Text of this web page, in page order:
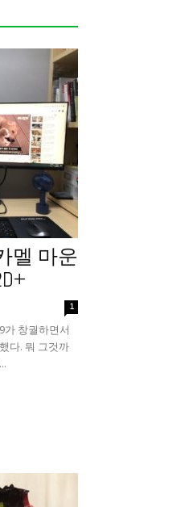
멜 마운
1
가 창궐하면서
다. 뭐 그것까